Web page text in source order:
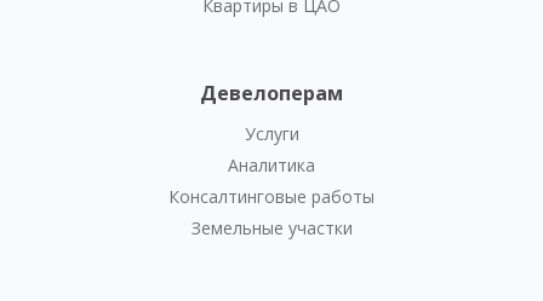
Квартиры в ЦАО
Девелоперам
Услуги
Аналитика
Консалтинговые работы
Земельные участки